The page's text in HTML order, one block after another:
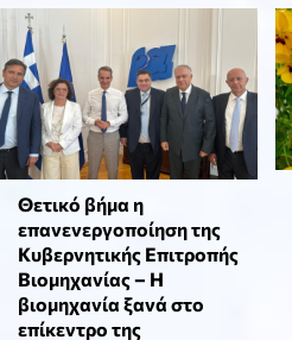
Θετικό βήμα η
επανενεργοποίηση της
Κυβερνητικής Επιτροπής
Βιομηχανίας – Η
βιομηχανία ξανά στο
επίκεντρο της